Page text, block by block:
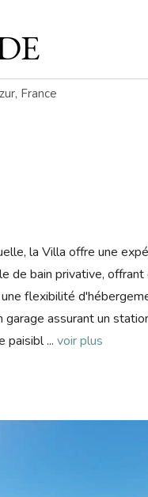
France
la Villa offre une
de bain privative,
flexibilité
assurant un
paisibl... voir plus